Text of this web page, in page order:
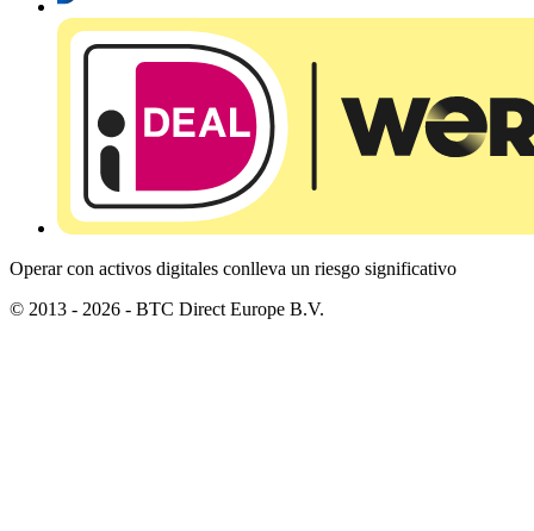
Operar con activos digitales conlleva un riesgo significativo
© 2013 - 2026 - BTC Direct Europe B.V.